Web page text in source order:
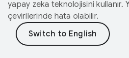
yapay zeka teknolojisini kullanır.
çevirilerinde hata olabilir.